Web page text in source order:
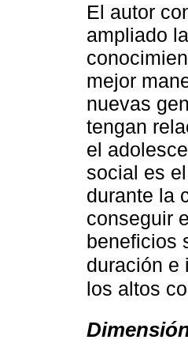
El autor
ampliado
mejor
nuevas
tengan
el
social es
durante la
conseguir
beneficios
duración e
los altos